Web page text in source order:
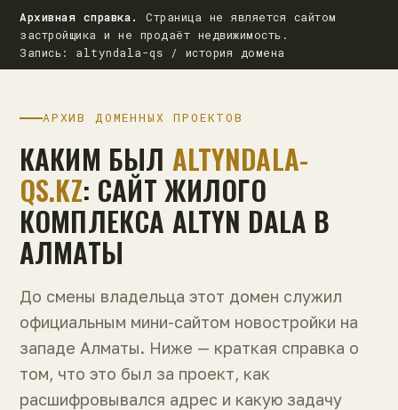
Архивная справка.
Страница не является сайтом
застройщика и не продаёт недвижимость.
Запись: altyndala-qs / история домена
АРХИВ ДОМЕННЫХ ПРОЕКТОВ
КАКИМ БЫЛ ALTYNDALA-
QS.KZ: САЙТ ЖИЛОГО
КОМПЛЕКСА ALTYN DALA В
АЛМАТЫ
До смены владельца этот домен служил
официальным мини-сайтом новостройки на
западе Алматы. Ниже — краткая справка о
том, что это был за проект, как
расшифровывался адрес и какую задачу